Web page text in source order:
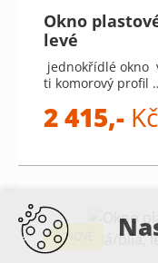
Okno
levé
jednokřídlé okno
ti komorový profil
2 415,- Kč
NOVÉ